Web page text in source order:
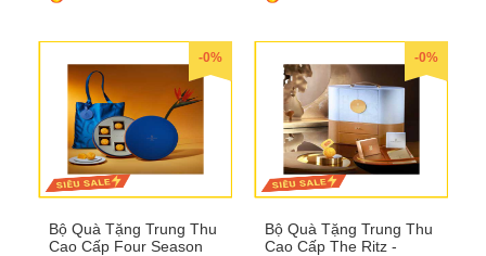
-0%
Bộ Quà Tặng Trung Thu
Cao Cấp Four Season
-0%
Bộ Quà Tặng Trung Thu
Cao Cấp The Ritz -